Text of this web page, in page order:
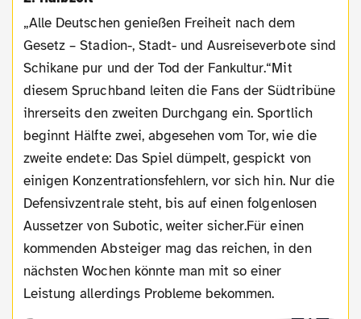
„Alle Deutschen genießen Freiheit nach dem
Gesetz – Stadion-, Stadt- und Ausreiseverbote sind
Schikane pur und der Tod der Fankultur.“Mit
diesem Spruchband leiten die Fans der Südtribüne
ihrerseits den zweiten Durchgang ein. Sportlich
beginnt Hälfte zwei, abgesehen vom Tor, wie die
zweite endete: Das Spiel dümpelt, gespickt von
einigen Konzentrationsfehlern, vor sich hin. Nur die
Defensivzentrale steht, bis auf einen folgenlosen
Aussetzer von Subotic, weiter sicher.Für einen
kommenden Absteiger mag das reichen, in den
nächsten Wochen könnte man mit so einer
Leistung allerdings Probleme bekommen.